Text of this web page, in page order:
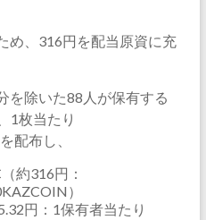
め、316円を配当原資に充
を除いた88人が保有する
1枚当たり
配布し、
約316円：
）
円：1保有者当たり